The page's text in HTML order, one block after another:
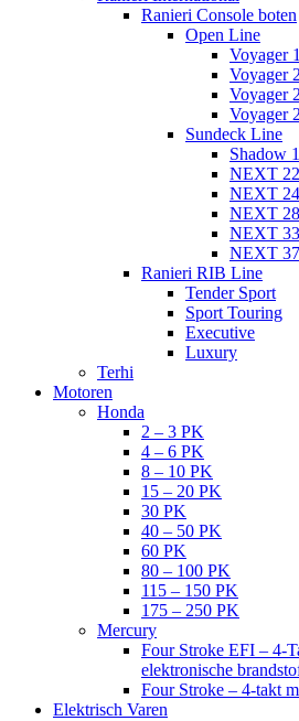
Ranieri Console boten
Open Line
Voyager
Voyager
Voyager
Voyager
Sundeck Line
Shadow
NEXT
NEXT
NEXT
NEXT
NEXT
Ranieri RIB Line
Tender Sport
Sport Touring
Executive
Luxury
Terhi
Motoren
Honda
2 – 3 PK
4 – 6 PK
8 – 10 PK
15 – 20 PK
30 PK
40 – 50 PK
60 PK
80 – 100 PK
115 – 150 PK
175 – 250 PK
Mercury
Four Stroke EFI – 4-
elektronische
Four Stroke – 4-takt
Elektrisch Varen